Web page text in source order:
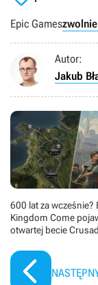
Epic Games
Autor:
Jakub
600 lat za wcześnie?
Kingdom Come
otwartej becie